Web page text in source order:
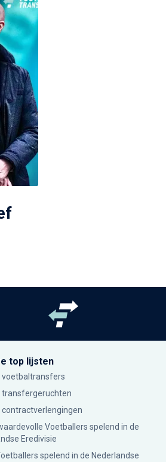
top lijsten
voetbaltransfers
transfergeruchten
contractverlengingen
Voetballers spelend in de
Eredivisie
spelend in de Nederlandse